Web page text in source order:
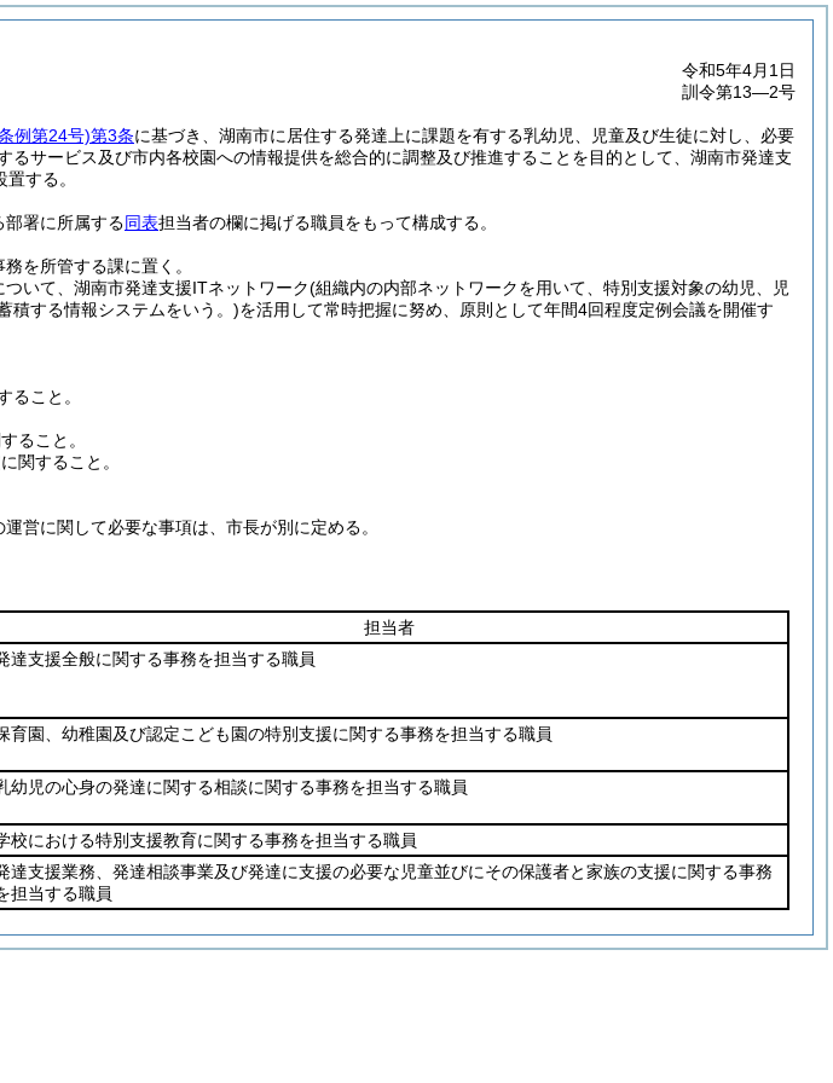
令和5年4月1日
訓令第13―2号
例第24号)第3条に基づき、湖南市に居住する発達上に課題を有する乳幼児、児童及び生徒に対し、必要
るサービス及び市内各校園への情報提供を総合的に調整及び推進することを目的として、湖南市発達支
置する。
署に所属する同表担当者の欄に掲げる職員をもって構成する。
を所管する課に置く。
いて、湖南市発達支援ITネットワーク(組織内の内部ネットワークを用いて、特別支援対象の幼児、児
積する情報システムをいう。)を活用して常時把握に努め、原則として年間4回程度定例会議を開催す
ること。
ること。
関すること。
営に関して必要な事項は、市長が別に定める。
担当者
達支援全般に関する事務を担当する職員
育園、幼稚園及び認定こども園の特別支援に関する事務を担当する職員
幼児の心身の発達に関する相談に関する事務を担当する職員
校における特別支援教育に関する事務を担当する職員
達支援業務、発達相談事業及び発達に支援の必要な児童並びにその保護者と家族の支援に関する事務
担当する職員